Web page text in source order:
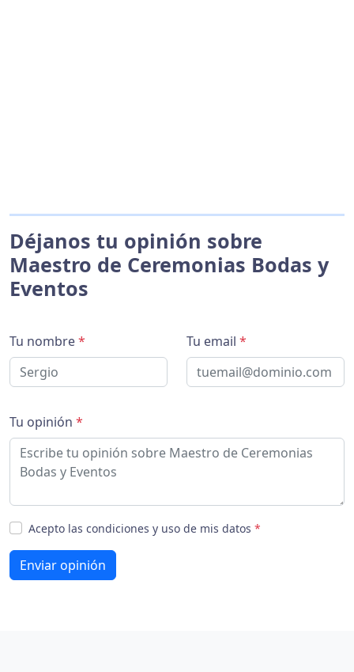
Déjanos tu opinión sobre
Maestro de Ceremonias Bodas y
Eventos
Tu nombre* Tu email *
Tu opinión *
Acepto las condiciones y uso de mis datos *
Enviar opinión